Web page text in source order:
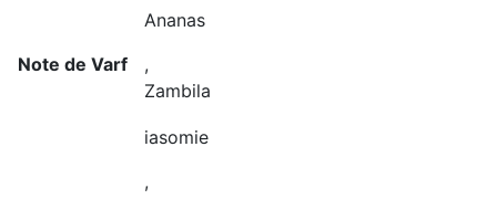
Note de Varf
Ananas
,
Zambila
iasomie
,